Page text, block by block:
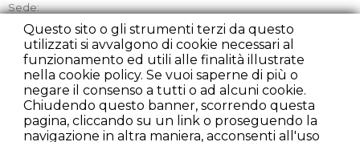
Questo sito o gli strumenti terzi da questo
utilizzati si avvalgono di cookie necessari al
funzionamento ed utili alle finalità illustrate
nella cookie policy. Se vuoi saperne di più o
negare il consenso a tutti o ad alcuni cookie.
Chiudendo questo banner, scorrendo questa
pagina, cliccando su un link o proseguendo la
navigazione in altra maniera, acconsenti all'uso
Sede:
Via Picozzi 21, 20131 Milano
Tel:+39 02 45863842
Cell:+39 348 2235107
Fax:+39 02 22225279
presidenza@rondacaritamilano.com
diurno@rondacaritamilano.com
comunicazione@rondacaritamilano.com